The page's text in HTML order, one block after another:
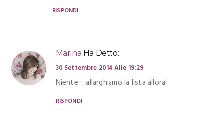
RISPONDI
Marina Ha Detto:
30 Settembre 2014 Alle 19:29
Niente… allarghiamo la lista allora!
RISPONDI